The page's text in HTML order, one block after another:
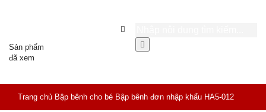
Sản phẩm
đã xem
Trang chủ Bập bênh cho bé Bập bênh đơn nhập khẩu HA5-012